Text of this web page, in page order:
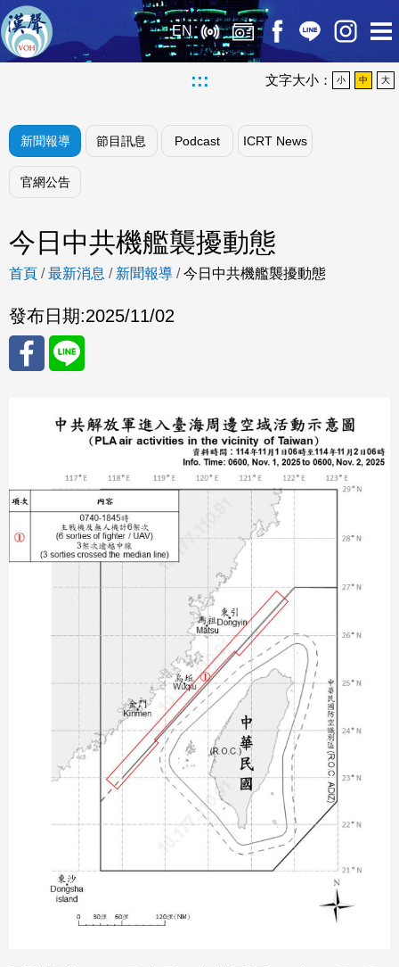
EN
::: 文字大小： 小 中 大
新聞報導 節目訊息 Podcast ICRT News
官網公告
今日中共機艦襲擾動態
首頁 /最新消息 / 新聞報導 /今日中共機艦襲擾動態
發布日期:2025/11/02
eBo
ok
至
Line